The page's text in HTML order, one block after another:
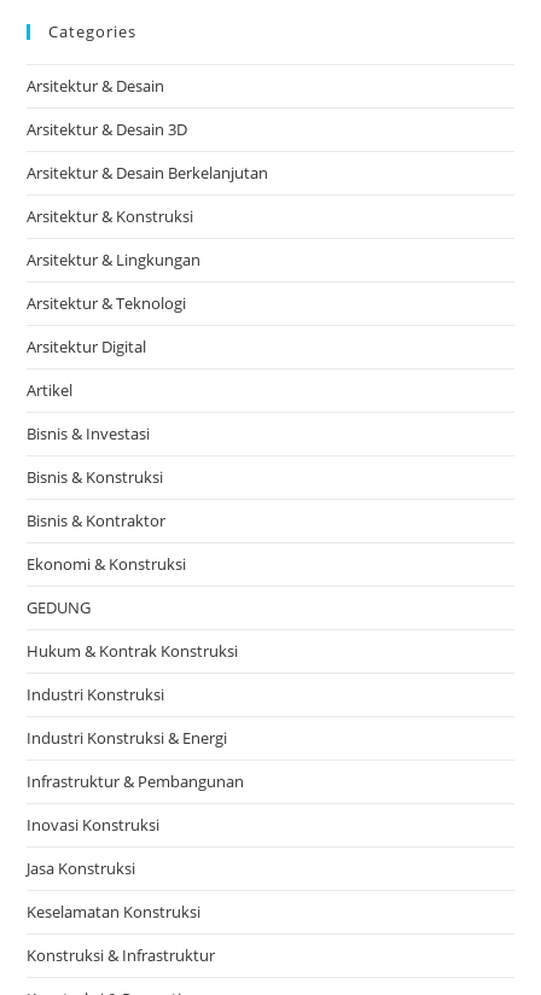
Categories
Arsitektur & Desain
Arsitektur & Desain 3D
Arsitektur & Desain Berkelanjutan
Arsitektur & Konstruksi
Arsitektur & Lingkungan
Arsitektur & Teknologi
Arsitektur Digital
Artikel
Bisnis & Investasi
Bisnis & Konstruksi
Bisnis & Kontraktor
Ekonomi & Konstruksi
GEDUNG
Hukum & Kontrak Konstruksi
Industri Konstruksi
Industri Konstruksi & Energi
Infrastruktur & Pembangunan
Inovasi Konstruksi
Jasa Konstruksi
Keselamatan Konstruksi
Konstruksi & Infrastruktur